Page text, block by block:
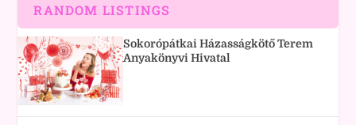
RANDOM LISTINGS
Sokorópátkai Házasságkötő Terem
Anyakönyvi Hivatal